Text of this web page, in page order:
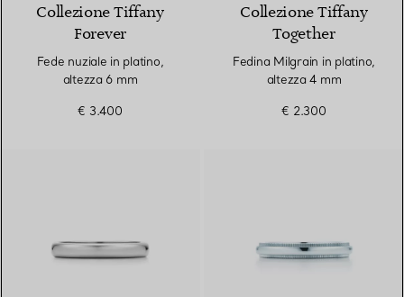
Collezione Tiffany
Forever
Fede nuziale in platino,
altezza 6 mm
€ 3.400
Collezione Tiffany
Together
Fedina Milgrain in platino,
altezza 4 mm
€ 2.300